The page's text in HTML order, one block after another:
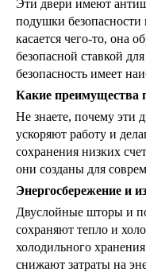
Эти двери имеют
подушки безопасности
касается чего-то, она
безопасной ставкой
безопасность имеет
Какие преимущества
Не знаете, почему эти
ускоряют работу и
сохранения низких
они созданы для
Энергосбережение и
Двуслойные шторы и
сохраняют тепло и
холодильного
снижают затраты на